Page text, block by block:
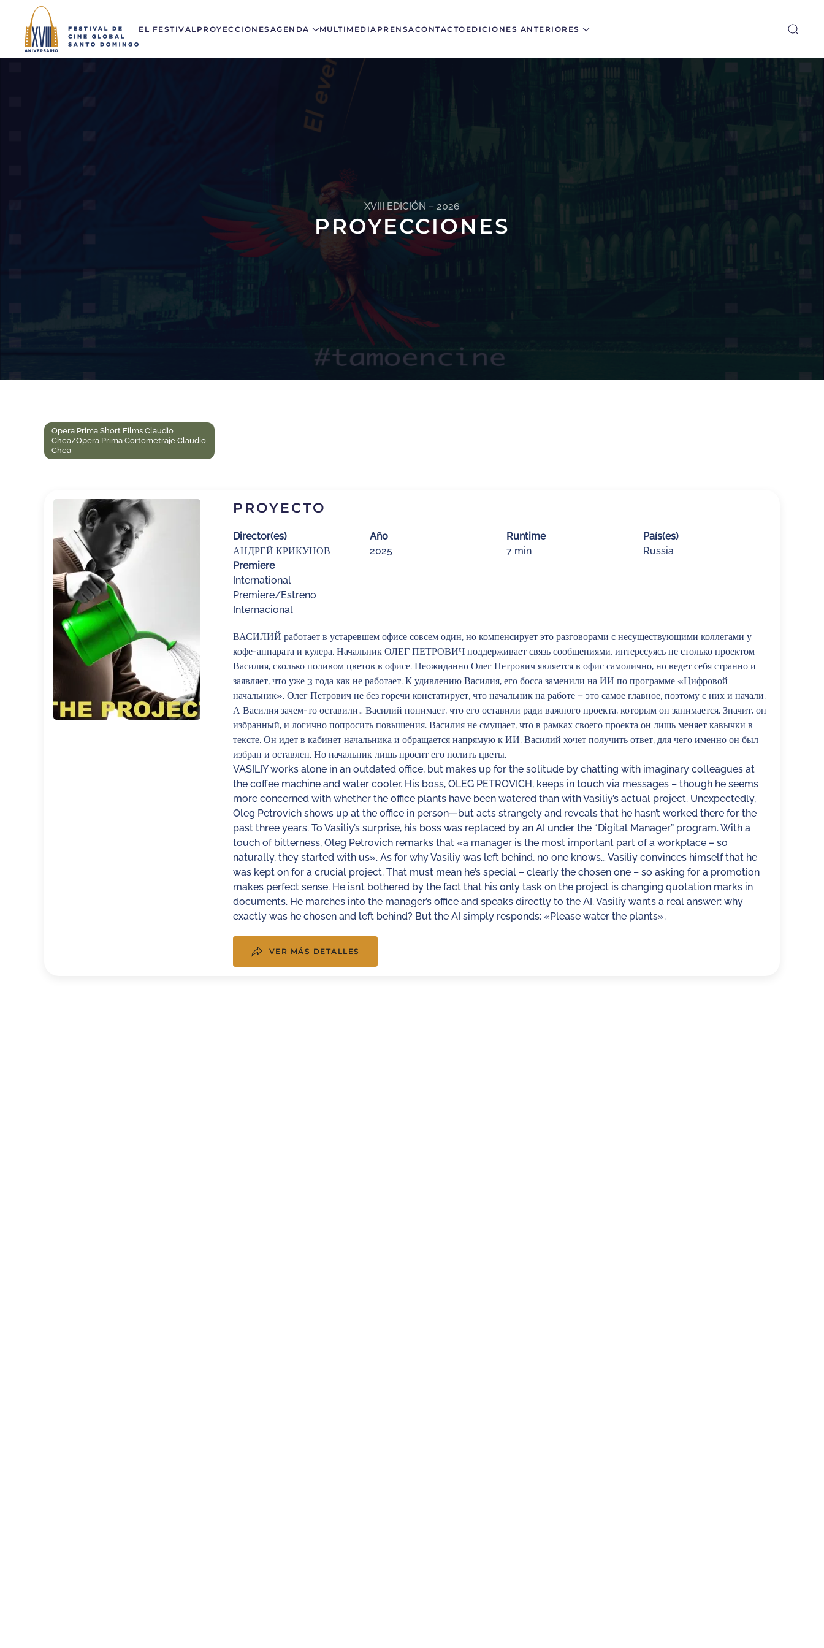
EL FESTIVAL PROYECCIONES AGENDA MULTIMEDIA PRENSACONTACTO EDICIONES ANTERIORES
XVIII EDICIÓN – 2026
PROYECCIONES
Opera Prima Short Films Claudio
Chea/Opera Prima Cortometraje Claudio
Chea
PROYECTO
Director(es)
АНДРЕЙ КРИКУНОВ
Año
2025
Runtime
7 min
País(es)
Russia
Premiere
International
Premiere/Estreno
Internacional
ВАСИЛИЙ работает в устаревшем офисе совсем один, но компенсирует это разговорами с несуществующими коллегами у
кофе-аппарата и кулера. Начальник ОЛЕГ ПЕТРОВИЧ поддерживает связь сообщениями, интересуясь не столько проектом
Василия, сколько поливом цветов в офисе. Неожиданно Олег Петрович является в офис самолично, но ведет себя странно и
заявляет, что уже 3 года как не работает. К удивлению Василия, его босса заменили на ИИ по программе «Цифровой
начальник». Олег Петрович не без горечи констатирует, что начальник на работе – это самое главное, поэтому с них и начали.
А Василия зачем-то оставили… Василий понимает, что его оставили ради важного проекта, которым он занимается. Значит, он
избранный, и логично попросить повышения. Василия не смущает, что в рамках своего проекта он лишь меняет кавычки в
тексте. Он идет в кабинет начальника и обращается напрямую к ИИ. Василий хочет получить ответ, для чего именно он был
избран и оставлен. Но начальник лишь просит его полить цветы.
VASILIY works alone in an outdated office, but makes up for the solitude by chatting with imaginary colleagues at
the coffee machine and water cooler. His boss, OLEG PETROVICH, keeps in touch via messages – though he seems
more concerned with whether the office plants have been watered than with Vasiliy’s actual project. Unexpectedly,
Oleg Petrovich shows up at the office in person—but acts strangely and reveals that he hasn’t worked there for the
past three years. To Vasiliy’s surprise, his boss was replaced by an AI under the “Digital Manager” program. With a
touch of bitterness, Oleg Petrovich remarks that «a manager is the most important part of a workplace – so
naturally, they started with us». As for why Vasiliy was left behind, no one knows… Vasiliy convinces himself that he
was kept on for a crucial project. That must mean he’s special – clearly the chosen one – so asking for a promotion
makes perfect sense. He isn’t bothered by the fact that his only task on the project is changing quotation marks in
documents. He marches into the manager’s office and speaks directly to the AI. Vasiliy wants a real answer: why
exactly was he chosen and left behind? But the AI simply responds: «Please water the plants».
VER MÁS DETALLES